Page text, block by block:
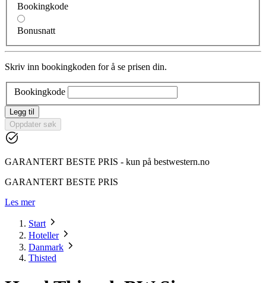
Bookingkode
Bonusnatt
Skriv inn bookingkoden for å se prisen din.
Bookingkode
Legg til
Oppdater søk
GARANTERT BESTE PRIS - kun på bestwestern.no
GARANTERT BESTE PRIS
Les mer
Start
Hoteller
Danmark
Thisted